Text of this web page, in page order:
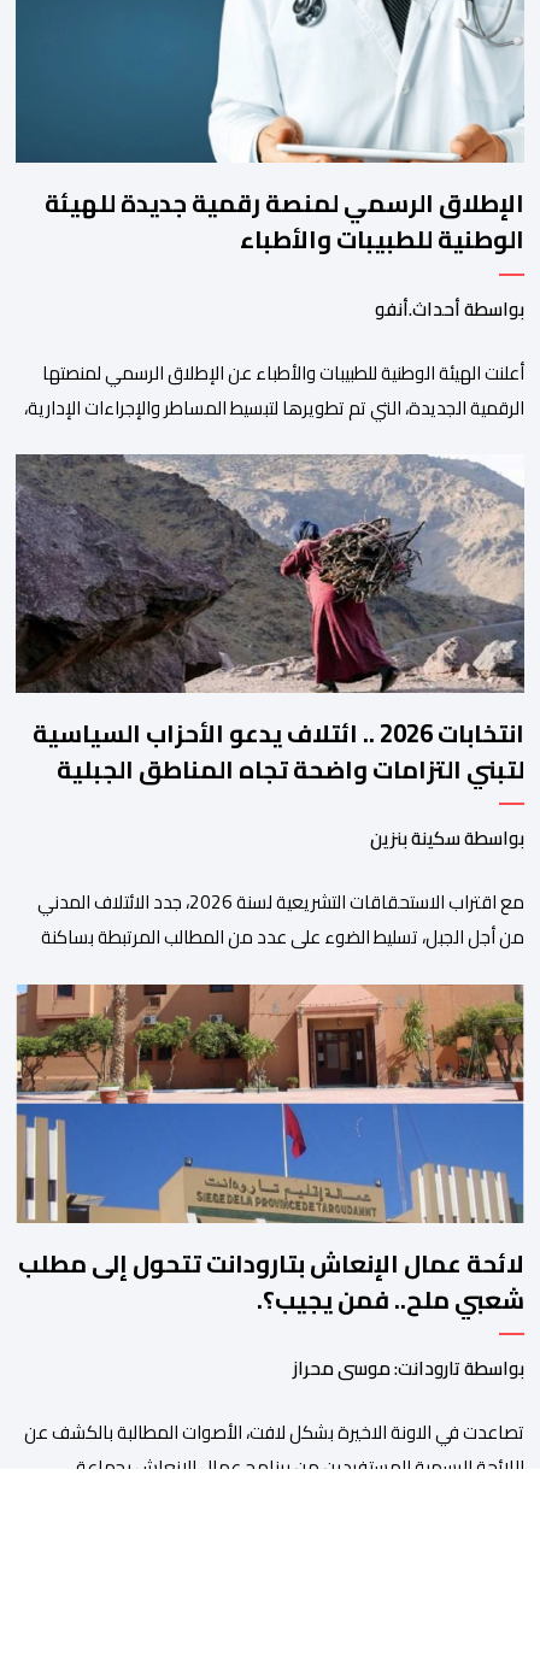
الإطلاق الرسمي لمنصة رقمية جديدة للهيئة
الوطنية للطبيبات والأطباء
بواسطة أحداث.أنفو
أعلنت الهيئة الوطنية للطبيبات والأطباء عن الإطلاق الرسمي لمنصتها
الرقمية الجديدة، التي تم تطويرها لتبسيط المساطر والإجراءات الإدارية،
والمجالس الجهوية للهيئة إلى جانب الهيئة الوطنية. وذكر بلاغ للهيئة أن
هذه المنصة، التي تم إطلاقها في إطار استراتيجيتها الرامية إلى التحديث
والتحول الرقمي، تشكل خطوة مهمة في […]
انتخابات 2026 .. ائتلاف يدعو الأحزاب السياسية
لتبني التزامات واضحة تجاه المناطق الجبلية
بواسطة سكينة بنزين
مع اقتراب الاستحقاقات التشريعية لسنة 2026، جدد الائتلاف المدني
من أجل الجبل، تسليط الضوء على عدد من المطالب المرتبطة بساكنة
فيها الأحزاب السياسية، إلى ادراج 10 التزامات ضمن برامجها الانتخابية
المنتظرة، في إطار تعاقد سياسي مع المناطق الجبلية والانتقال من
الوعود الانتخابية إلى التزامات عملية […]
لائحة عمال الإنعاش بتارودانت تتحول إلى مطلب
شعبي ملح.. فمن يجيب؟.
بواسطة تارودانت: موسى محراز
تصاعدت في الاونة الاخيرة بشكل لافت، الأصوات المطالبة بالكشف عن
اللائحة الرسمية للمستفيدين من برنامج عمال الإنعاش بجماعة